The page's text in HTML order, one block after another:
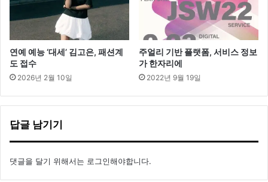
연예 예능 ‘대세’ 김고은, 패션계
도 접수
2026년 2월 10일
주얼리 기반 플랫폼, 서비스 정보
가 한자리에
2022년 9월 19일
답글 남기기
댓글을 달기 위해서는 로그인해야합니다.